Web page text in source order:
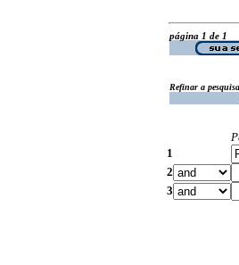
página 1 de 1
Refinar a pesquisa
1
2
3